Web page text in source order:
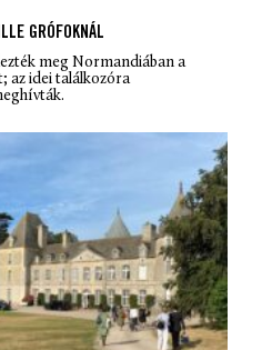
GRÓFOKNÁL
meg Normandiában a
az idei találkozóra